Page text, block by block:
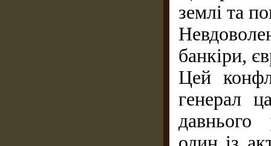
землі та
банкіри,
Цей
генерал
давнього